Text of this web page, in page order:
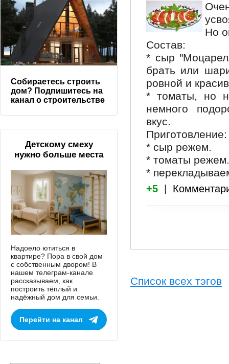
Но
Состав:
* сыр
брать или
ровной и
* томаты, но
немного
вкус.
Приготовление:
* сыр режем.
* томаты режем.
*
+5
Список всех тэгов
Собираетесь строить
дом? Подпишитесь на
канал о строительстве
Детскому смеху
нужно больше места
Надоело ютиться в
квартире? Пора в свой дом
с собственным двором! В
нашем телеграм-канале
рассказываем, как
построить тёплый и
надёжный дом для семьи.
Перейти на канал